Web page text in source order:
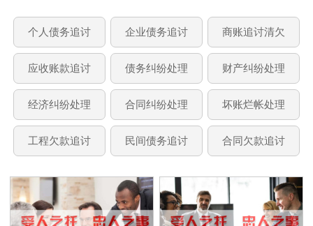
个人债务追讨 企业债务追讨 商账追讨清欠
应收账款追讨 债务纠纷处理 财产纠纷处理
经济纠纷处理 合同纠纷处理 坏账烂帐处理
工程欠款追讨 民间债务追讨 合同欠款追讨